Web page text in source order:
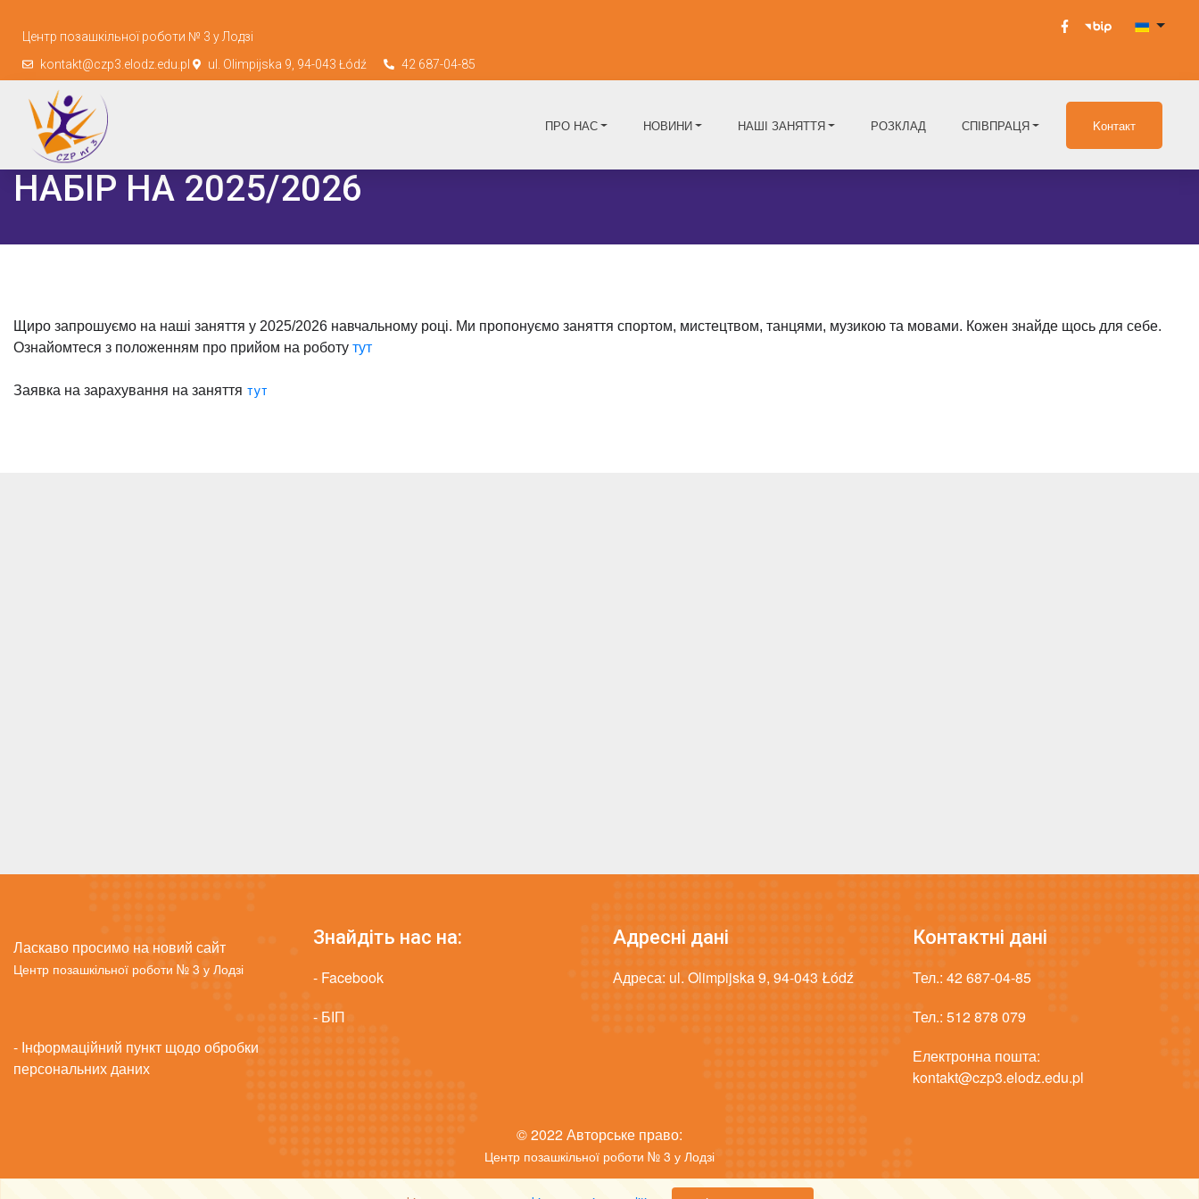
Центр позашкільної роботи № 3 у Лодзі
kontakt@czp3.elodz.edu.pl
ul. Olimpijska 9, 94-043 Łódź 42 687-04-85
ПРО НАС НОВИНИ НАШІ ЗАНЯТТЯ РОЗКЛАД СПІВПРАЦЯ Kонтакт
НАБІР НА 2025/2026
Щиро запрошуємо на наші заняття у 2025/2026 навчальному році. Ми пропонуємо заняття спортом, мистецтвом, танцями, музикою та мовами. Кожен знайде щось для себе.
Ознайомтеся з положенням про прийом на роботу тут
Заявка на зарахування на заняття тут
Ласкаво просимо на новий сайт
Центр позашкільної роботи № 3 у Лодзі
- Інформаційний пункт щодо обробки
персональних даних
Знайдіть нас на:
- Facebook
- БІП
Адресні дані
Адреса: ul. Olimpijska 9, 94-043 Łódź
Контактні дані
Тел.: 42 687-04-85
Тел.: 512 878 079
Електронна пошта:
kontakt@czp3.elodz.edu.pl
© 2022 Авторське право:
Центр позашкільної роботи № 3 у Лодзі
. Проект і виконання Real Team